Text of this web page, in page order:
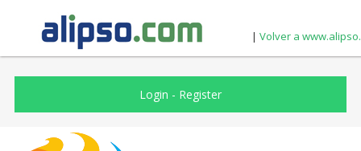
| Volver a
Login - Register